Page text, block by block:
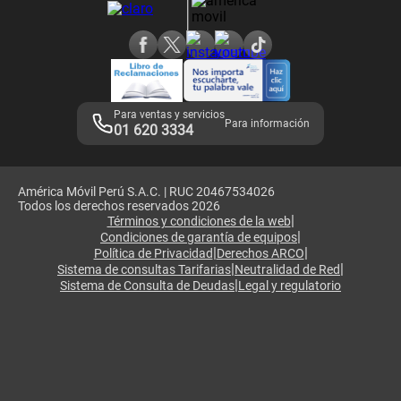
Adquirientes iPhone 6, 6S y SE
Mensaje de Seguridad
Términos y Condiciones de Tienda Claro
Libro de Reclamaciones
Legales de marketplace
Para ventas y servicios
01 620 3334 Para información
América Móvil Perú S.A.C. | RUC 20467534026
Todos los derechos reservados 2026
Términos y condiciones de la web|
Condiciones de garantía de equipos|
Política de Privacidad|Derechos ARCO|
Sistema de consultas Tarifarias|Neutralidad de Red|
Sistema de Consulta de Deudas|Legal y regulatorio